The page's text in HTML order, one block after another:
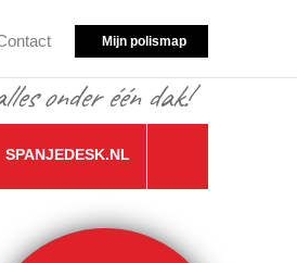
Mijn polismap
SPANJEDESK.NL